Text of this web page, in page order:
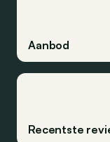
Aanbod
Recentste